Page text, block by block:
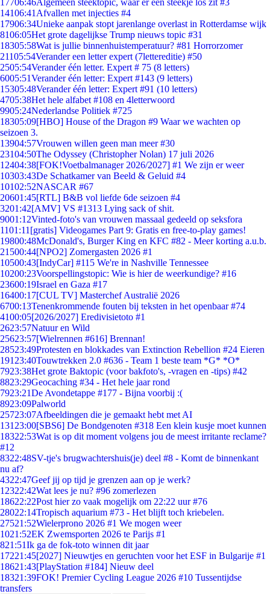
17706:46Algemeen steektopic, waar er een steekje los zit #3
14106:41 Afvallen met injecties #4
17906:34Unieke aanpak stopt jarenlange overlast in Rotterdamse wijk
8106:05Het grote dagelijkse Trump nieuws topic #31
18305:58Wat is jullie binnenhuistemperatuur? #81 Horrorzomer
21105:54Verander een letter expert (7lettereditie) #50
2505:54Verander één letter. Expert # 75 (8 letters)
6005:51Verander één letter: Expert #143 (9 letters)
15305:48Verander één letter: Expert #91 (10 letters)
4705:38Het hele alfabet #108 en 4letterwoord
9905:24Nederlandse Politiek #725
18305:09[HBO] House of the Dragon #9 Waar we wachten op
seizoen 3.
13904:57Vrouwen willen geen man meer #30
23104:50The Odyssey (Christopher Nolan) 17 juli 2026
12404:38[FOK!Voetbalmanager 2026/2027] #1 We zijn er weer
10303:43De Schatkamer van Beeld & Geluid #4
10102:52NASCAR #67
20601:45[RTL] B&B vol liefde 6de seizoen #4
3201:42[AMV] VS #1313 Lying sack of shit.
9001:12Vinted-foto's van vrouwen massaal gedeeld op seksfora
1101:11 [gratis] Videogames Part 9: Gratis en free-to-play games!
19800:48McDonald's, Burger King en KFC #82 - Meer korting a.u.b.
21500:44[NPO2] Zomergasten 2026 #1
10500:43[IndyCar] #115 We're in Nashville Tennessee
10200:23Voorspellingstopic: Wie is hier de weerkundige? #16
23600:19Israel en Gaza #17
16400:17[CUL TV] Masterchef Australië 2026
6700:13Tenenkrommende fouten bij teksten in het openbaar #74
4100:05[2026/2027] Eredivisietoto #1
2623:57Natuur en Wild
25623:57[Wielrennen #616] Brennan!
28523:49Protesten en blokkades van Extinction Rebellion #24 Eieren
191 23:40Touwtrekken 2.0 #636 - Team 1 beste team *G* *O*
7923:38Het grote Baktopic (voor bakfoto's, -vragen en -tips) #42
8823:29Geocaching #34 - Het hele jaar rond
7923:21De Avondetappe #177 - Bijna voorbij :(
8923:09Palworld
25723:07Afbeeldingen die je gemaakt hebt met AI
131 23:00[SBS6] De Bondgenoten #318 Een klein kusje moet kunnen
18322:53Wat is op dit moment volgens jou de meest irritante reclame?
#12
8322:48SV-tje's brugwachtershuis(je) deel #8 - Komt de binnenkant
nu af?
4322:47Geef jij op tijd je grenzen aan op je werk?
12322:42Wat lees je nu? #96 zomerlezen
18622:22Post hier zo vaak mogelijk om 22:22 uur #76
28022:14Tropisch aquarium #73 - Het blijft toch kriebelen.
27521:52Wielerprono 2026 #1 We mogen weer
1021:52EK Zwemsporten 2026 te Parijs #1
821:51Ik ga de fok-toto winnen dit jaar
17221:45[2027] Nieuwtjes en geruchten voor het ESF in Bulgarije #1
18621:43[PlayStation #184] Nieuw deel
18321:39FOK! Premier Cycling League 2026 #10 Tussentijdse
transfers